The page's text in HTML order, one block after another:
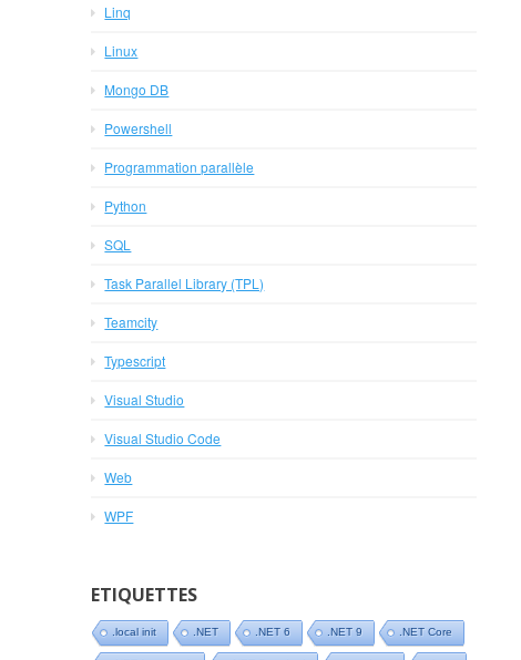
Linq
Linux
Mongo DB
Powershell
Programmation parallèle
Python
SQL
Task Parallel Library (TPL)
Teamcity
Typescript
Visual Studio
Visual Studio Code
Web
WPF
ETIQUETTES
.local init .NET .NET 6 .NET 9 .NET Core